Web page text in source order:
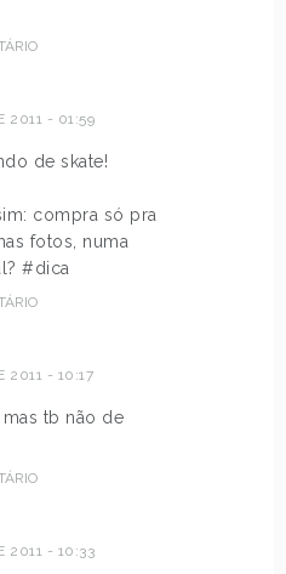
2011 - 01:59
de skate!
compra só pra
fotos, numa
#dica
2011 - 10:17
tb não de
2011 - 10:33